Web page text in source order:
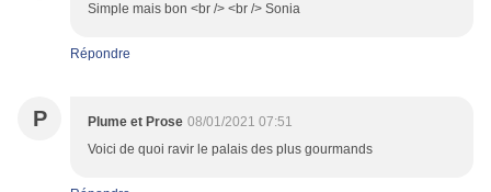
Simple mais bon <br /> <br /> Sonia
Répondre
P Plume et Prose 08/01/2021 07:51
Voici de quoi ravir le palais des plus gourmands